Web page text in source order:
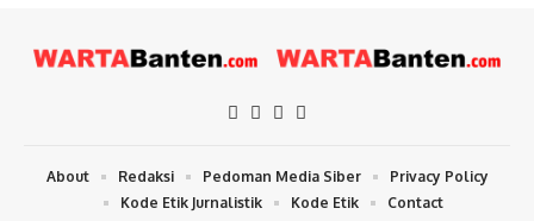
About Redaksi Pedoman Media Siber
Privacy Policy
Kode Etik Jurnalistik
Kode Etik Contact